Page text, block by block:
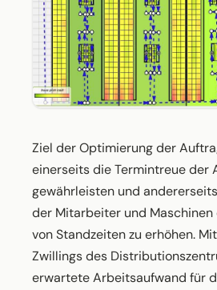
Ziel der Optimierung der
einerseits die Termintreue der
gewährleisten und
der Mitarbeiter und
von Standzeiten zu erhöhen.
Zwillings des
erwartete Arbeitsaufwand für